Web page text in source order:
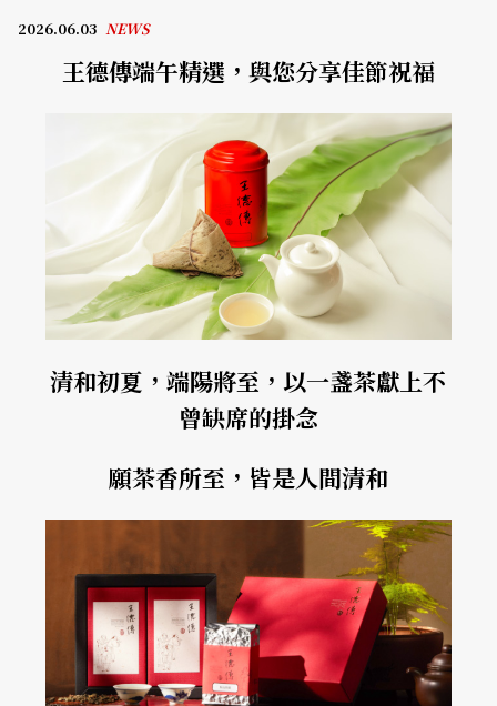
2026.06.03 NEWS
王德傳端午精選，與您分享佳節祝福
清和初夏，端陽將至，以一盞茶獻上不
曾缺席的掛念
願茶香所至，皆是人間清和